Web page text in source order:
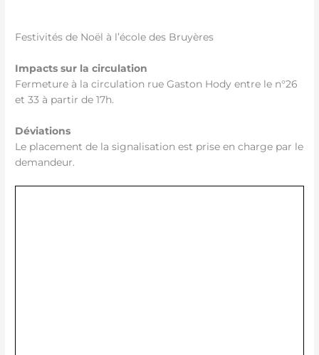
Festivités de Noël à l’école des Bruyères
Impacts sur la circulation
Fermeture à la circulation rue Gaston Hody entre le n°26
et 33 à partir de 17h.
Déviations
Le placement de la signalisation est prise en charge par le
demandeur.